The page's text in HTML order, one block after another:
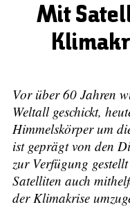
Mit
Vor über 60 Jahren
Weltall geschickt,
Himmelskörper um
ist geprägt von den
zur Verfügung
Satelliten auch
der Klimakrise